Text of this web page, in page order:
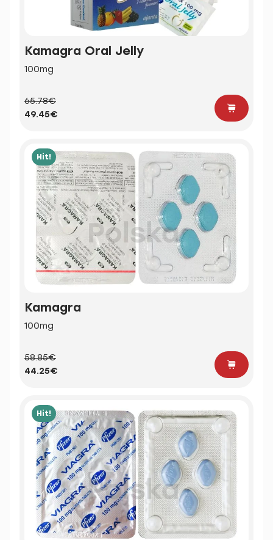
Kamagra Oral Jelly
100mg
65.78€
49.45€
Hit!
Kamagra
100mg
58.85€
44.25€
Hit!